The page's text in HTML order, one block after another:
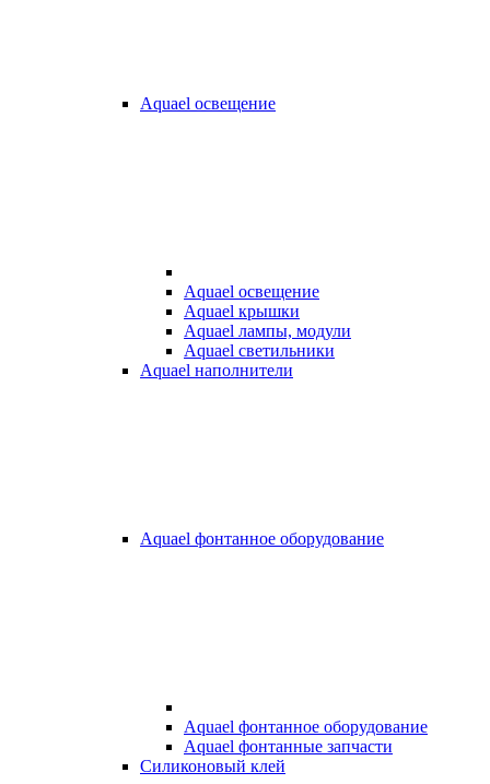
Aquael освещение
Aquael освещение
Aquael крышки
Aquael лампы, модули
Aquael светильники
Aquael наполнители
Aquael фонтанное оборудование
Aquael фонтанное оборудование
Aquael фонтанные запчасти
Силиконовый клей